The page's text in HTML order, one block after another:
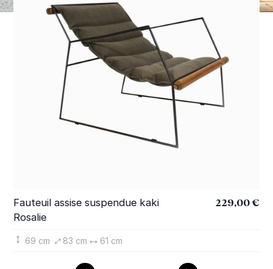
Fauteuil assise suspendue kaki
Rosalie
229,00 €
69 cm 83 cm 61 cm